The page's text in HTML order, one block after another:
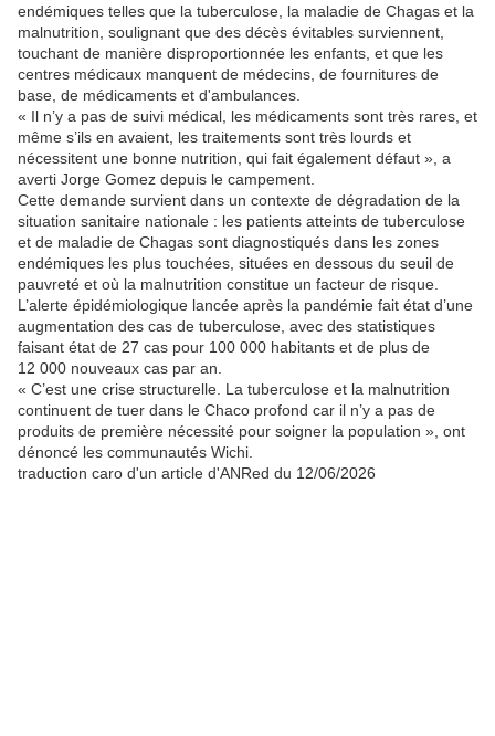
endémiques telles que la tuberculose, la maladie de Chagas et la
malnutrition, soulignant que des décès évitables surviennent,
touchant de manière disproportionnée les enfants, et que les
centres médicaux manquent de médecins, de fournitures de
base, de médicaments et d'ambulances.
« Il n’y a pas de suivi médical, les médicaments sont très rares, et
même s’ils en avaient, les traitements sont très lourds et
nécessitent une bonne nutrition, qui fait également défaut », a
averti Jorge Gomez depuis le campement.
Cette demande survient dans un contexte de dégradation de la
situation sanitaire nationale : les patients atteints de tuberculose
et de maladie de Chagas sont diagnostiqués dans les zones
endémiques les plus touchées, situées en dessous du seuil de
pauvreté et où la malnutrition constitue un facteur de risque.
L’alerte épidémiologique lancée après la pandémie fait état d’une
augmentation des cas de tuberculose, avec des statistiques
faisant état de 27 cas pour 100 000 habitants et de plus de
12 000 nouveaux cas par an.
« C’est une crise structurelle. La tuberculose et la malnutrition
continuent de tuer dans le Chaco profond car il n’y a pas de
produits de première nécessité pour soigner la population », ont
dénoncé les communautés Wichi.
traduction caro d'un article d'ANRed du 12/06/2026